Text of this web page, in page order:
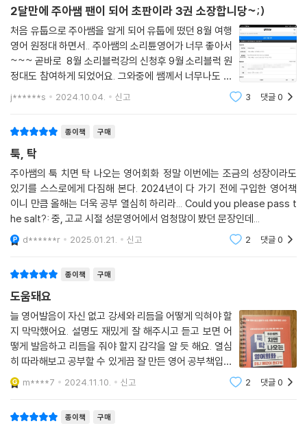
무적 소리블록 20
무 적 소리블록 21_ I’m interested in
무언가에 관심이 있을 때 사용하는 표현
I’m interested in learning Spanish.
무 적 소리블록 22_ I‘m bored
I’m bored with this movie.
무 적 소리블록 23_ I ended up
최종적으로 일이 어떻게 되었는지 설명할 때 사용하는 표현
I ended up cooking dinner myself.
무 적 소리블록 24_ I can’t help
I can’t help laughing.
무 적 소리블록 25_ It’s difficult to
어떤 일을 하는 게 어려울 때 사용하는 표현
It’s difficult to concentrate with all this noise.
무 적 소리블록 26_ I look forward to
무언가를 기대할 때 사용하는 표현
력이 한 단계 업그레이드된다. 또 좋아하는 주제를 갖고 영어로 즐기는 챌
린지를 진행한다. 이를 통해 작은 성공의 경험을 하나둘 쌓으면서 자신감
이 올라간다. 이 모든 방법이 책에도 고스란히 담겨 있다. 주아쌤의 설명에
귀 기울이고, 따라 말해보자. 어느새 입에서 영어가 술술 나오는 자신을 만
나게 될 것이다. 원어민과 만나도 거리낌 없이 대화하는 자신감 넘치는 자
신을 발견하게 될 것이다.
“무적 소리블록 100가지만 익히면 귀가 뚫리고 입이 트인다!”
영어 회화는 책상에 앉아 죽어라 공부한다고 실력이 늘지 않는다. 이를 방
증하듯 30년 넘게 시간과 돈, 에너지를 쏟아부었지만 아직도 영어 왕초보
인 사람들이 대다수다. 영어는 소리 내어 연습하지 않으면 수많은 단어만
머리에서 맴돌 뿐 절대 입 밖으로 나오지 않는다. 어느 순간이든, 어느 상황
이든 하고 싶은 말을 툭툭 내뱉으려면 원어민이 평소 쓰는 영어 표현을 통
사용하고 즐겨 쓰는 소리블록 100가지를 엄선해 이 책에 담았다. 원어민이
평소 입에 달고 사는 소리블록, 한국인이 가장 많이 실수하는 표현 바로잡
는 소리블록, 기초 단어인데 입에서 잘 안 나오는 소리블록, 한국인은 도저
히 알아듣지 못하는 진짜 원어민만 사용하는 소리블록 등을 심혈을 기울여
선별했다. 여기서 그치지 않는다. 핵심 소리블록의 응용·심화 표현은 물론
실제 대화 상황에서 어떻게 사용되는지 확인하고 연습할 수 있는 생생한
대화문도 수록했다. 영어 고민 해결사 주아쌤을 따라 소리 내어 수십 번 읽
고 익혀두자. 100개의 무적 소리블록만 익히면 영알못도 30초 만에 영어
2달만에 주아쌤 팬이 되어 초판이라 3권 소장합니당~;)
처음 유툽으로 주아쌤을 알게 되어 유툽에 떴던 8월 여행
영어 원정대 하면서.. 주아쌤의 소리튠영어가 너무 좋아서
~~~ 곧바로 8월 소리블럭강의 신청후 9월 소리블럭 원
정대도 참여하게 되었어요. 그와중에 쌤께서 너무나도 좋
은 책을 출간하셔서 책도 구매하게 되었어요. 주아쌤 팬이
되어 초판이라 소장하려고 3권 구매했어요 ㅎㅎ지금은
j******s 2024.10.04. 신고 3 댓글0
종이책 구매
툭, 탁
주아쌤의 툭 치면 탁 나오는 영어회화 정말 이번에는 조금의 성장이라도
있기를 스스로에게 다짐해 본다. 2024년이 다 가기 전에 구입한 영어책
이니 만큼 올해는 더욱 공부 열심히 하리라... Could you please pass t
he salt?: 중, 고교 시절 성문영어에서 엄청많이 봤던 문장인데...
d******r 2025.01.21. 신고 2 댓글0
종이책 구매
도움돼요
늘 영어발음이 자신 없고 강세와 리듬을 어떻게 익혀야 할
지 막막했어요. 설명도 재밌게 잘 해주시고 듣고 보면 어
떻게 발음하고 리듬을 줘야 할지 감각을 알 듯 해요. 열심
히 따라해보고 공부할 수 있게끔 잘 만든 영어 공부책입니
다. 매우 만족합니다.
m****7 2024.11.10. 신고 2 댓글0
종이책 구매